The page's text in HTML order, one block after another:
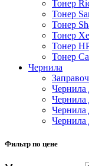
Тонер
Тонер
Тонер
Тонер
Тонер
Тонер
Чернила
Чернила
Чернила
Чернила
Чернила
Фильтр по цене